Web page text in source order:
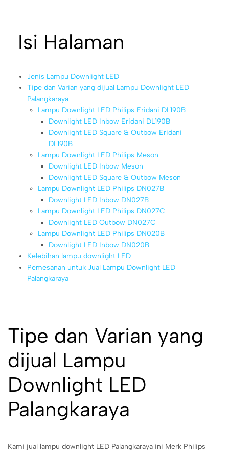
Isi Halaman
Jenis Lampu Downlight LED
Tipe dan Varian yang dijual Lampu Downlight LED
Palangkaraya
Lampu Downlight LED Philips Eridani DL190B
Downlight LED Inbow Eridani DL190B
Downlight LED Square & Outbow Eridani
DL190B
Lampu Downlight LED Philips Meson
Downlight LED Inbow Meson
Downlight LED Square & Outbow Meson
Lampu Downlight LED Philips DN027B
Downlight LED Inbow DN027B
Lampu Downlight LED Philips DN027C
Downlight LED Outbow DN027C
Lampu Downlight LED Philips DN020B
Downlight LED Inbow DN020B
Kelebihan lampu downlight LED
Pemesanan untuk Jual Lampu Downlight LED
Palangkaraya
Tipe dan Varian yang
dijual Lampu
Downlight LED
Palangkaraya
Kami jual lampu downlight LED Palangkaraya ini Merk Philips